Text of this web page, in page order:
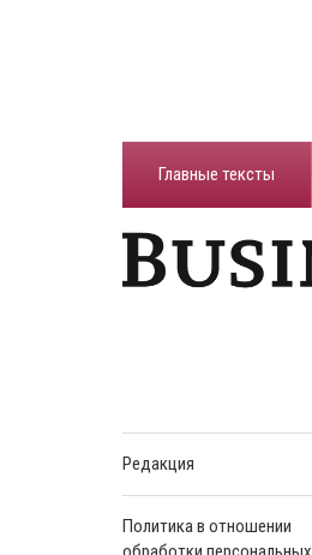
Главные тексты
Редакция
Политика в отношении